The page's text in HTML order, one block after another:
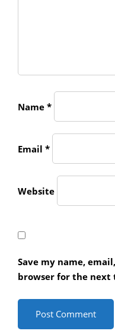
Name *
Email *
Website
Save my name,
browser for the next